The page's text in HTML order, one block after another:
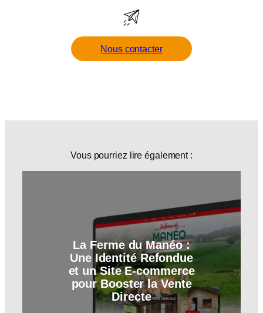
Nous contacter
Vous pourriez lire également :
La Ferme du Manéo :
Une Identité Refondue
et un Site E-commerce
pour Booster la Vente
Directe